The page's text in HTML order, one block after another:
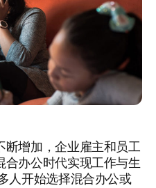
断增加，企业雇主和员工
合办公时代实现工作与生
人开始选择混合办公或